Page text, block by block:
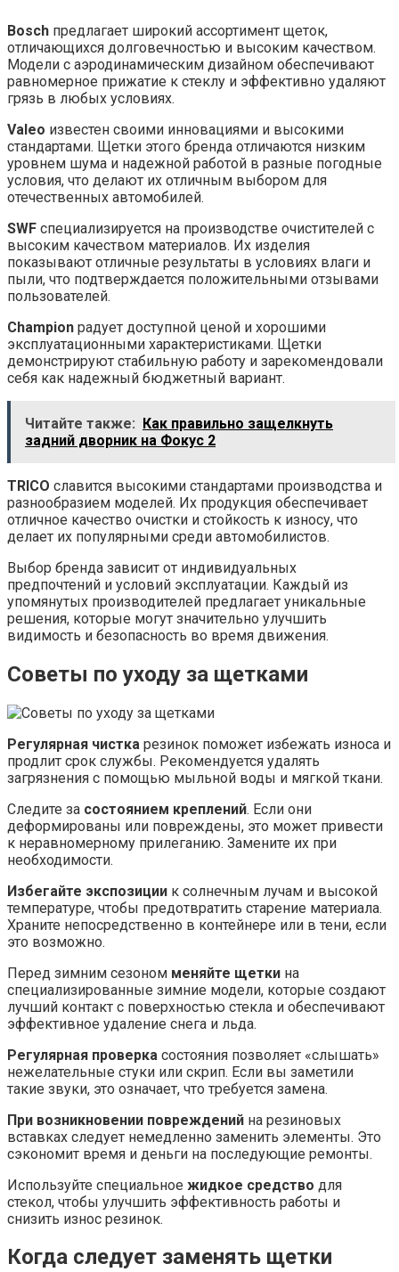
Bosch предлагает широкий ассортимент щеток,
отличающихся долговечностью и высоким качеством.
Модели с аэродинамическим дизайном обеспечивают
равномерное прижатие к стеклу и эффективно удаляют
грязь в любых условиях.
Valeo известен своими инновациями и высокими
стандартами. Щетки этого бренда отличаются низким
уровнем шума и надежной работой в разные погодные
условия, что делают их отличным выбором для
отечественных автомобилей.
SWF специализируется на производстве очистителей с
высоким качеством материалов. Их изделия
показывают отличные результаты в условиях влаги и
пыли, что подтверждается положительными отзывами
пользователей.
Champion радует доступной ценой и хорошими
эксплуатационными характеристиками. Щетки
демонстрируют стабильную работу и зарекомендовали
себя как надежный бюджетный вариант.
Читайте также: Как правильно защелкнуть
задний дворник на Фокус 2
TRICO славится высокими стандартами производства и
разнообразием моделей. Их продукция обеспечивает
отличное качество очистки и стойкость к износу, что
делает их популярными среди автомобилистов.
Выбор бренда зависит от индивидуальных
предпочтений и условий эксплуатации. Каждый из
упомянутых производителей предлагает уникальные
решения, которые могут значительно улучшить
видимость и безопасность во время движения.
Советы по уходу за щетками
Регулярная чистка резинок поможет избежать износа и
продлит срок службы. Рекомендуется удалять
загрязнения с помощью мыльной воды и мягкой ткани.
Следите за состоянием креплений. Если они
деформированы или повреждены, это может привести
к неравномерному прилеганию. Замените их при
необходимости.
Избегайте экспозиции к солнечным лучам и высокой
температуре, чтобы предотвратить старение материалa.
Храните непосредственно в контейнере или в тени, если
это возможно.
Перед зимним сезоном меняйте щетки на
специализированные зимние модели, которые создают
лучший контакт с поверхностью стекла и обеспечивают
эффективное удаление снега и льда.
Регулярная проверка состояния позволяет «слышать»
нежелательные стуки или скрип. Если вы заметили
такие звуки, это означает, что требуется замена.
При возникновении повреждений на резиновых
вставках следует немедленно заменить элементы. Это
сэкономит время и деньги на последующие ремонты.
Используйте специальное жидкое средство для
стекол, чтобы улучшить эффективность работы и
снизить износ резинок.
Когда следует заменять щетки